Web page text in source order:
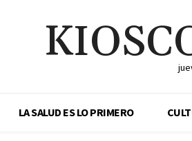
LA SALUD ES LO PRIMERO